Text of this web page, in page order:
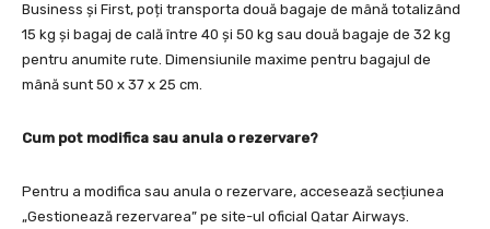
Business și First, poți transporta două bagaje de mână totalizând
15 kg și bagaj de cală între 40 și 50 kg sau două bagaje de 32 kg
pentru anumite rute. Dimensiunile maxime pentru bagajul de
mână sunt 50 x 37 x 25 cm.
Cum pot modifica sau anula o rezervare?
Pentru a modifica sau anula o rezervare, accesează secțiunea
„Gestionează rezervarea” pe site-ul oficial Qatar Airways.